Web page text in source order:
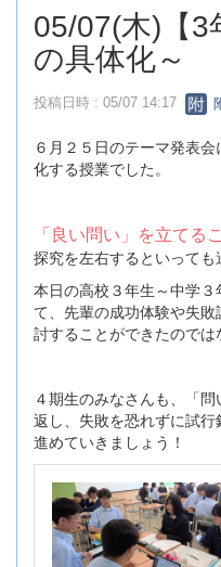
05/07(木)【3
の具体化～
投稿日時 : 05/07 14:17
６月２５日のテーマ発表
化する授業でした。
「良い問い」を立てる
探究を左右するといっても
本日の高校３年生～中学
て、先輩の成功体験や失
討することができたのでは
４期生のみなさんも、「
返し、失敗を恐れずに試
進めていきましょう！